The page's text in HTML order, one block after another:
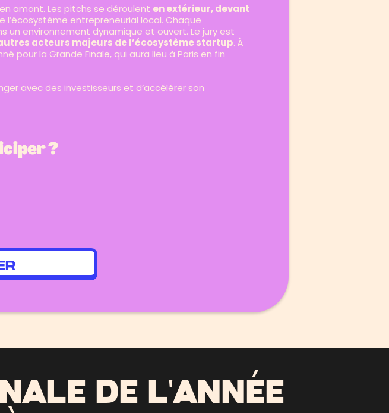
amont. Les pitchs se déroulent en extérieur, devant
entrepreneurial local. Chaque
environnement dynamique et ouvert. Le jury est
acteurs majeurs de l’écosystème startup. À
pour la Grande Finale, qui aura lieu à Paris en fin
avec des investisseurs et d’accélérer son
?
DE L'ANNÉE